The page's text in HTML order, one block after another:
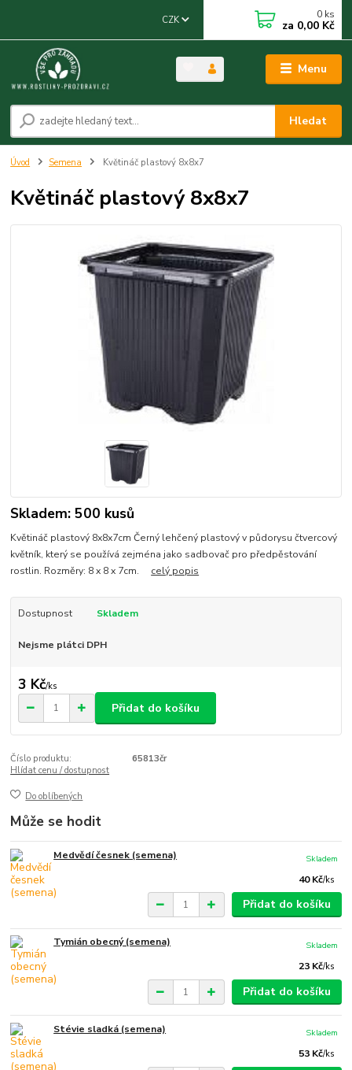
Menu
CZK
Hledat
0 ks
za 0,00 Kč
Úvod Semena Květináč plastový 8x8x7
Květináč plastový 8x8x7
Skladem: 500 kusů
Květináč plastový 8x8x7cm Černý lehčený plastový v půdorysu čtvercový
květník, který se používá zejména jako sadbovač pro předpěstování
rostlin. Rozměry: 8 x 8 x 7cm. celý popis
Dostupnost Skladem
Nejsme plátci DPH
3 Kč/ks
Přidat do košíku
Číslo produktu:
65813čr
Hlídat cenu / dostupnost
Do oblíbených
Může se hodit
Medvědí česnek (semena)
40 Kč/ks
Skladem
Přidat do košíku
Tymián obecný (semena)
23 Kč/ks
Skladem
Přidat do košíku
Stévie sladká (semena)
53 Kč/ks
Skladem